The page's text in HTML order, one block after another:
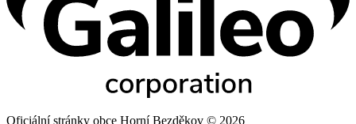
Oficiální stránky obce Horní Bezděkov © 2026